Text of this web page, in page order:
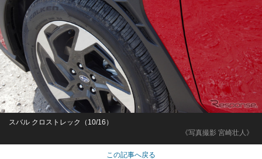
《写真撮影 宮崎壮人》
スバル クロストレック（10/16）
この記事へ戻る